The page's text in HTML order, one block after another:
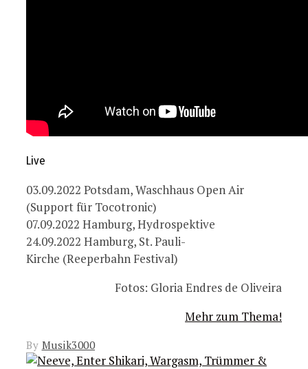
Live
03.09.2022 Potsdam, Waschhaus Open Air
(Support für Tocotronic)
07.09.2022 Hamburg, Hydrospektive
24.09.2022 Hamburg, St. Pauli-
Kirche (Reeperbahn Festival)
Fotos: Gloria Endres de Oliveira
Mehr zum Thema!
By Musik3000